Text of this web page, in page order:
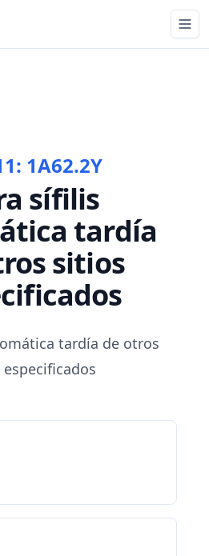
1A62.2Y
sífilis
tardía
sitios
tardía de otros